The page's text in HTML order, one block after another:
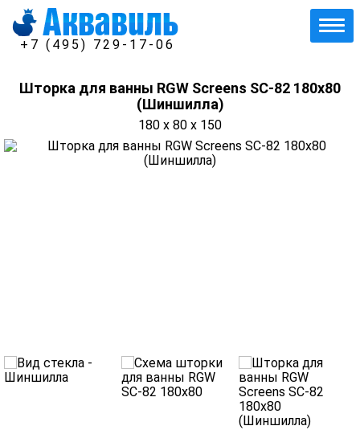
+7 (495) 729-17-06
Шторка для ванны RGW Screens SC-82 180х80
(Шиншилла)
180 x 80 x 150